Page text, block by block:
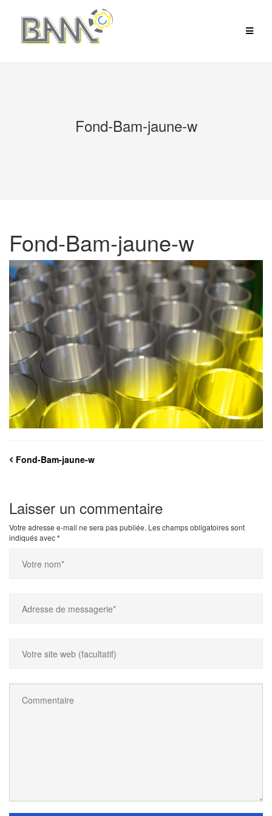
contenu
Fond-Bam-jaune-w
Fond-Bam-jaune-w
Fond-Bam-jaune-w
Laisser un commentaire
Votre adresse e-mail ne sera pas publiée. Les champs obligatoires sont
indiqués avec*